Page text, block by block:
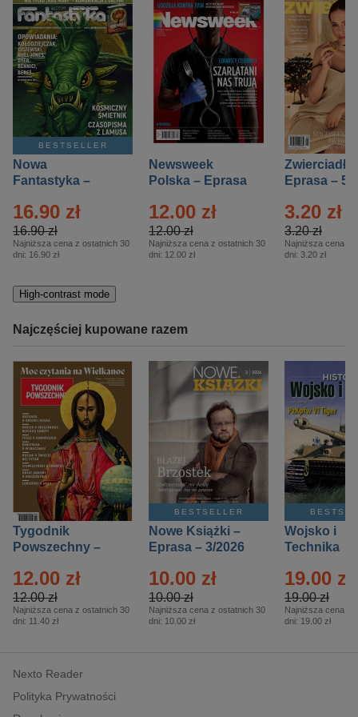
BESTSELLER
Nowa
Fantastyka –
16.90 zł
16.90 zł
Najniższa cena z ostatnich 30
dni: 16.90 zł
Newsweek
Polska – Eprasa
12.00 zł
12.00 zł
Najniższa cena z ostatnich 30
dni: 12.00 zł
Zwierciadło
Eprasa – 5/
3.20 zł
3.20 zł
Najniższa cena z
dni: 3.20 zł
High-contrast mode
Najczęściej kupowane razem
Tygodnik
Powszechny –
12.00 zł
12.00 zł
Najniższa cena z ostatnich 30
dni: 11.40 zł
BESTSELLER
Nowe Książki –
Eprasa – 3/2026
10.00 zł
10.00 zł
Najniższa cena z ostatnich 30
dni: 10.00 zł
Wojsko i
Technika
– 2/2026
19.00 zł
19.00 zł
Najniższa cena z
dni: 19.00 zł
Nexto Reader
Polityka Prywatności